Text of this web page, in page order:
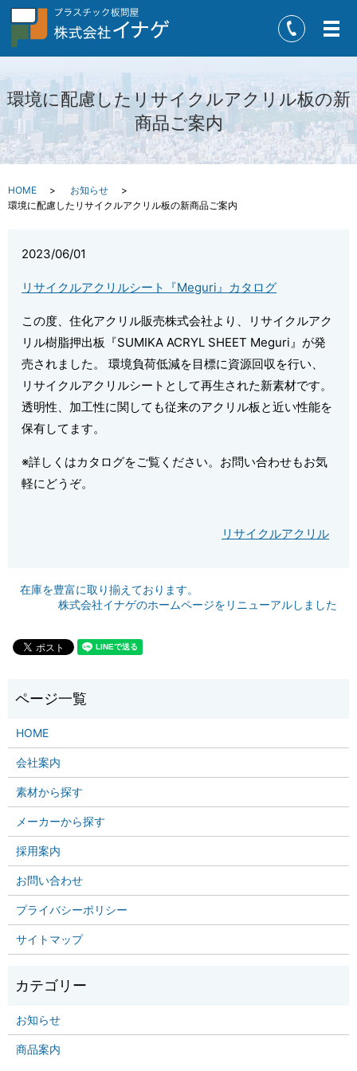
メ
環境に配慮したリサイクルアクリル板の新
商品ご案内
HOME
お知らせ
環境に配慮したリサイクルアクリル板の新商品ご案内
2023/06/01
リサイクルアクリルシート『Meguri』カタログ
この度、住化アクリル販売株式会社より、リサイクルアク
リル樹脂押出板『SUMIKA ACRYL SHEET Meguri』が発
売されました。 環境負荷低減を目標に資源回収を行い、
リサイクルアクリルシートとして再生された新素材です。
透明性、加工性に関しても従来のアクリル板と近い性能を
保有してます。
※詳しくはカタログをご覧ください。お問い合わせもお気
軽にどうぞ。
リサイクルアクリル
在庫を豊富に取り揃えております。
株式会社イナゲのホームページをリニューアルしました
HOME
会社案内
素材から探す
メーカーから探す
採用案内
お問い合わせ
プライバシーポリシー
サイトマップ
お知らせ
商品案内